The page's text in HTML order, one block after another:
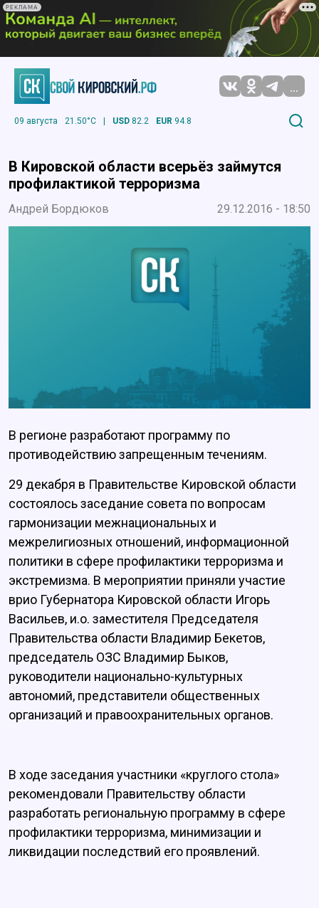
РЕКЛАМА
...
09 августа 21.50°C | USD 82.2 EUR 94.8
В Кировской области всерьёз займутся
профилактикой терроризма
Андрей Бордюков 29.12.2016 - 18:50
В регионе разработают программу по
противодействию запрещенным течениям.
29 декабря в Правительстве Кировской области
состоялось заседание совета по вопросам
гармонизации межнациональных и
межрелигиозных отношений, информационной
политики в сфере профилактики терроризма и
экстремизма. В мероприятии приняли участие
врио Губернатора Кировской области Игорь
Васильев, и.о. заместителя Председателя
Правительства области Владимир Бекетов,
председатель ОЗС Владимир Быков,
руководители национально-культурных
автономий, представители общественных
организаций и правоохранительных органов.
В ходе заседания участники «круглого стола»
рекомендовали Правительству области
разработать региональную программу в сфере
профилактики терроризма, минимизации и
ликвидации последствий его проявлений.